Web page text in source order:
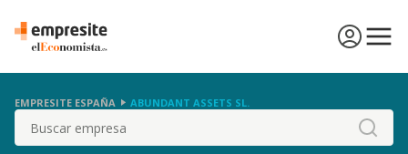
EMPRESITE ESPAÑA ABUNDANT ASSETS SL.
Buscar